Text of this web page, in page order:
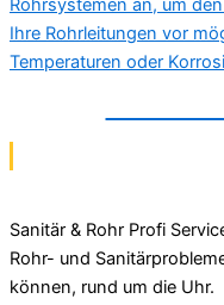
Sanitär & Rohr Profi
Rohr- und
können, rund um die Uhr.